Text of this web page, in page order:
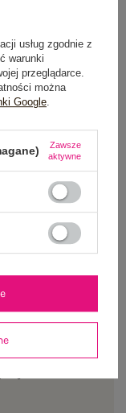
usług zgodnie z
warunki
przeglądarce.
można
Google.
Zawsze
aktywne